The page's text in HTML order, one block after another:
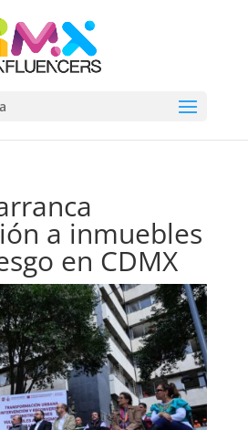
a inmuebles
en CDMX